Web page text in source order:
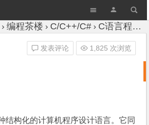
编程茶楼 C/C++/C# C语言程序设计
发表评论 1,825 次浏览
构化的计算机程序设计语言。它同